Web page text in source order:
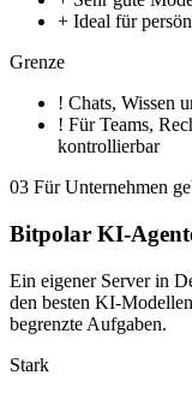
+ Ideal für
Grenze
! Chats, Wissen
! Für Teams,
kontrollierbar
03 Für Unternehmen
Bitpolar KI-
Ein eigener Server in
den besten KI-
begrenzte Aufgaben.
Stark